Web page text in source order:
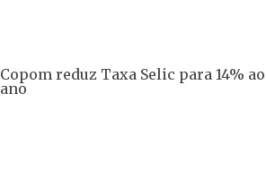
Copom reduz Taxa Selic para 14% ao
ano